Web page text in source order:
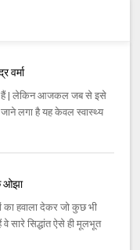
वर्मा
हैं | लेकिन आजकल जब से इसे
लगा है यह केवल स्वास्थ्य
ओझा
हवाला देकर जो कुछ भी
सारे सिद्धांत ऐसे ही मूलभूत